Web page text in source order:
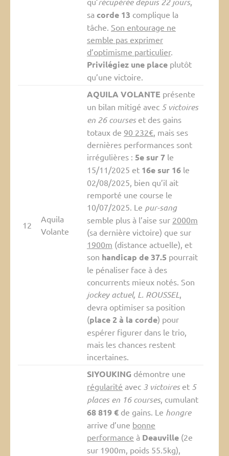
sa corde 13 complique la
tâche. Son entourage ne
semble pas exprimer
d’optimisme particulier.
Privilégiez une placeplutôt
qu’une victoire.
12
Aquila
Volante
AQUILA VOLANTE présente
un bilan mitigé avec 5 victoires
en 26 courseset des gains
totaux de 90 232€, mais ses
dernières performances sont
irrégulières : 5e sur 7le
15/11/2025 et 16e sur 16le
02/08/2025, bien qu’il ait
remporté une course le
10/07/2025. Le pur-sang
semble plus à l’aise sur 2000m
(sa dernière victoire) que sur
1900m (distance actuelle), et
son handicap de 37.5 pourrait
le pénaliser face à des
concurrents mieux notés. Son
jockey actuel, L. ROUSSEL,
devra optimiser sa position
(place 2 à la corde) pour
espérer figurer dans le trio,
mais les chances restent
incertaines.
SIYOUKING démontre une
régularité avec 3 victoireset 5
places en 16 courses, cumulant
68 819 €de gains. Le hongre
arrive d’une bonne
performance à Deauville(2e
sur 1900m, poids 55.5kg),